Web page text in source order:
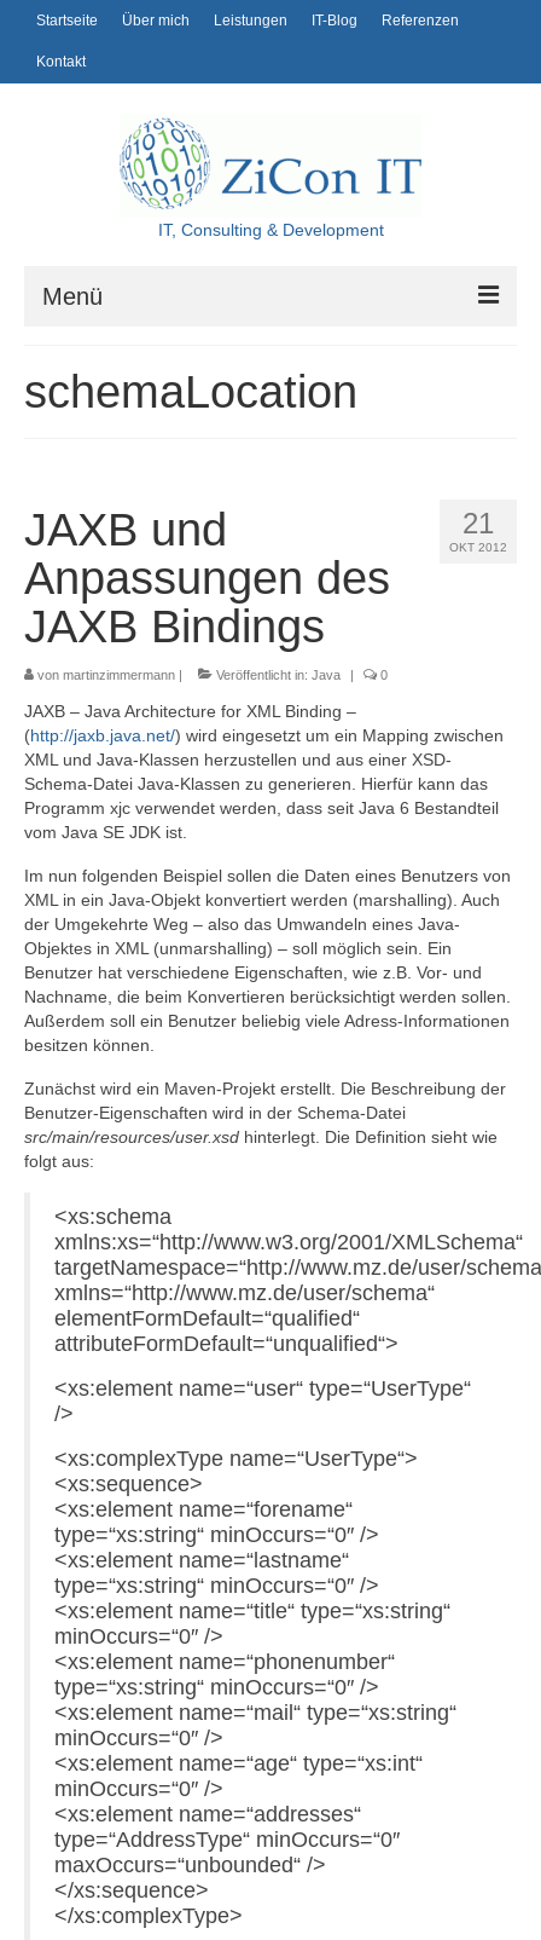
Startseite Über mich Leistungen IT-Blog Referenzen
Kontakt
IT, Consulting & Development
Menü
Über mich
IT-Blog
Kontakt
Datenschutz
schemaLocation
21
OKT 2012
JAXB und
Anpassungen des
JAXB Bindings
von martinzimmermann | Veröffentlicht in: Java | 0
JAXB – Java Architecture for XML Binding –
(http://jaxb.java.net/) wird eingesetzt um ein Mapping zwischen
XML und Java-Klassen herzustellen und aus einer XSD-
Schema-Datei Java-Klassen zu generieren. Hierfür kann das
Programm xjc verwendet werden, dass seit Java 6 Bestandteil
vom Java SE JDK ist.
Im nun folgenden Beispiel sollen die Daten eines Benutzers von
XML in ein Java-Objekt konvertiert werden (marshalling). Auch
der Umgekehrte Weg – also das Umwandeln eines Java-
Objektes in XML (unmarshalling) – soll möglich sein. Ein
Benutzer hat verschiedene Eigenschaften, wie z.B. Vor- und
Nachname, die beim Konvertieren berücksichtigt werden sollen.
Außerdem soll ein Benutzer beliebig viele Adress-Informationen
besitzen können.
Zunächst wird ein Maven-Projekt erstellt. Die Beschreibung der
Benutzer-Eigenschaften wird in der Schema-Datei
src/main/resources/user.xsd hinterlegt. Die Definition sieht wie
folgt aus:
<xs:schema
xmlns:xs=“http://www.w3.org/2001/XMLSchema“
targetNamespace=“http://www.mz.de/user/
xmlns=“http://www.mz.de/user/schema“
elementFormDefault=“qualified“
attributeFormDefault=“unqualified“>
<xs:element name=“user“ type=“UserType“
/>
<xs:complexType name=“UserType“>
<xs:sequence>
<xs:element name=“forename“
type=“xs:string“ minOccurs=“0″ />
<xs:element name=“lastname“
type=“xs:string“ minOccurs=“0″ />
<xs:element name=“title“ type=“xs:string“
minOccurs=“0″ />
<xs:element name=“phonenumber“
type=“xs:string“ minOccurs=“0″ />
<xs:element name=“mail“ type=“xs:string“
minOccurs=“0″ />
<xs:element name=“age“ type=“xs:int“
minOccurs=“0″ />
<xs:element name=“addresses“
type=“AddressType“ minOccurs=“0″
maxOccurs=“unbounded“ />
</xs:sequence>
</xs:complexType>